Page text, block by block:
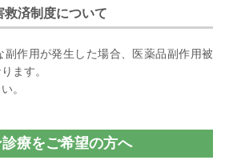
救済制度について
副作用が発生した場合、医薬品副作用被
ます。
。
療をご希望の方へ